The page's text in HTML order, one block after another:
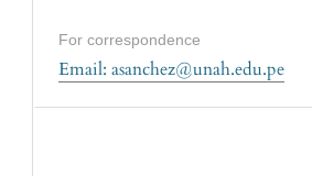
For correspondence
Email: asanchez@unah.edu.pe